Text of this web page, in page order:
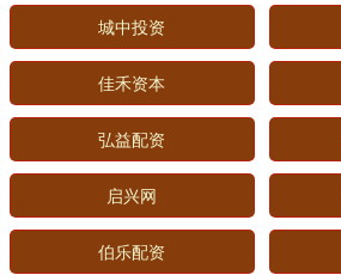
城中投资
佳禾资本
弘益配资
启兴网
伯乐配资